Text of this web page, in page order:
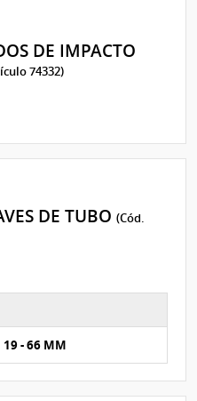
DE IMPACTO
74332)
DE TUBO(Cód.
13
19 - 66 MM